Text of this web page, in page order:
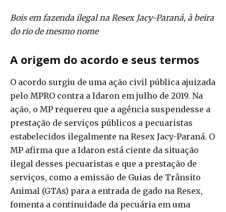
Bois em fazenda ilegal na Resex Jacy-Paraná, à beira
do rio de mesmo nome
A origem do acordo e seus termos
O acordo surgiu de uma ação civil pública ajuizada
pelo MPRO contra a Idaron em julho de 2019. Na
ação, o MP requereu que a agência suspendesse a
prestação de serviços públicos a pecuaristas
estabelecidos ilegalmente na Resex Jacy-Paraná. O
MP afirma que a Idaron está ciente da situação
ilegal desses pecuaristas e que a prestação de
serviços, como a emissão de Guias de Trânsito
Animal (GTAs) para a entrada de gado na Resex,
fomenta a continuidade da pecuária em uma